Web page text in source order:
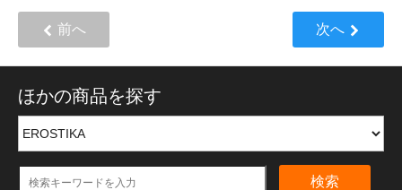
前へ 次へ
ほかの商品を探す
検索